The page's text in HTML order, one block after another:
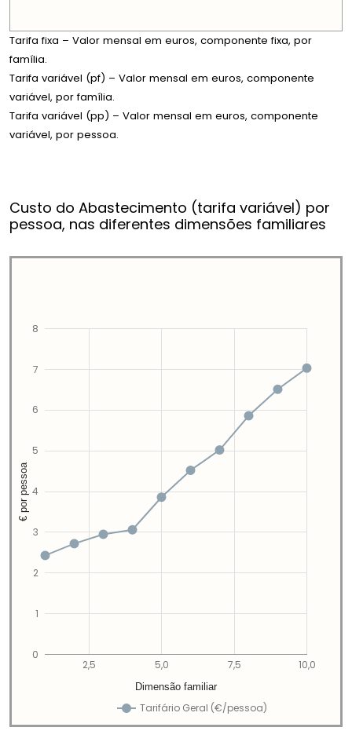
Tarifa fixa – Valor mensal em euros, componente fixa, por
família.
Tarifa variável (pf) – Valor mensal em euros, componente
variável, por família.
Tarifa variável (pp) – Valor mensal em euros, componente
variável, por pessoa.
Custo do Abastecimento (tarifa variável) por
pessoa, nas diferentes dimensões familiares
Tarifário Geral (€/pessoa)
2,5 5,0 7,5 10,0
0
1
2
3
4
5
6
7
8
Dimensão familiar
€ por pessoa